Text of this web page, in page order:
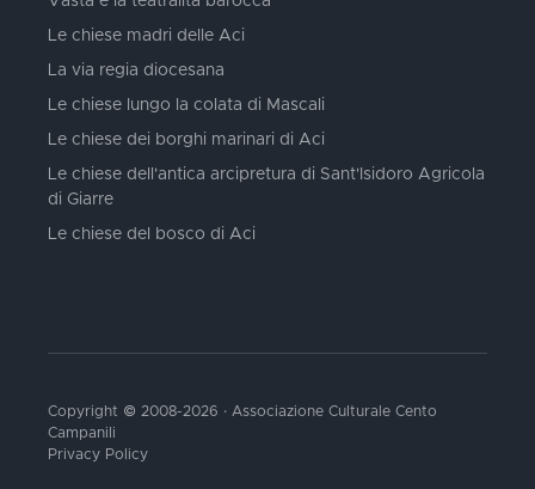
Le chiese madri delle Aci
La via regia diocesana
Le chiese lungo la colata di Mascali
Le chiese dei borghi marinari di Aci
Le chiese dell'antica arcipretura di Sant'Isidoro Agricola
di Giarre
Le chiese del bosco di Aci
Copyright © 2008-2026 · Associazione Culturale Cento
Campanili
Privacy Policy